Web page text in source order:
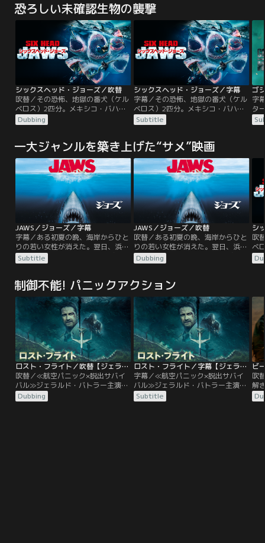
恐ろしい未確認生物の襲撃
シックスヘッド・ジョーズ／吹替
吹替／その恐怖、地獄の番犬（ケル
ベロス）2匹分。メキシコ・バハ半
島沖コラゾン島。絶景の大自然が広
がる楽園に隠された闇。それは、冷
畜の所業によって生み出された異形
の兵器が今、人類に復讐を始める-
-。海のみならず陸さえも、絶体絶
命の餌場と化す！！
Dubbing
シックスヘッド・ジョーズ／字幕
字幕／その恐怖、地獄の番犬（ケル
ベロス）2匹分。メキシコ・バハ半
島沖コラゾン島。絶景の大自然が広
がる楽園に隠された闇。それは、冷
畜の所業によって生み出された異形
の兵器が今、人類に復讐を始める-
-。海のみならず陸さえも、絶体絶
命の餌場と化す！！
Subtitle
ゴ
字
タ
受
る
ん
と
す
一大ジャンルを築き上げた“サメ”映画
JAWS／ジョーズ／字幕
字幕／ある初夏の晩、海岸からひと
りの若い女性が消えた。翌日、浜辺
に無惨な彼女の遺体が打ち上げら
れ、平和な観光地アミティは騒然と
件を巨大な人喰い鮫の仕業と判断。
海岸を閉鎖するように提案するが、
貴重な収入源である海水浴客を失う
として、市長から猛反対にあってし
まう。だが間もなく、海水浴を楽し
む人々から第二の犠牲者が！
Subtitle
JAWS／ジョーズ／吹替
吹替／ある初夏の晩、海岸からひと
りの若い女性が消えた。翌日、浜辺
に無惨な彼女の遺体が打ち上げら
れ、平和な観光地アミティは騒然と
件を巨大な人喰い鮫の仕業と判断。
貴重な収入源である海水浴客を失う
として、市長から猛反対にあってし
まう。だが間もなく、海水浴を楽し
む人々から第二の犠牲者が！
Dubbing
シ
吹
ベ
島
が
命
制御不能! パニックアクション
ロスト・フライト／吹替【ジェラルド・バトラー主演】
吹替／≪航空パニック×脱出サバイ
バル≫ジェラルド・バトラー主演！
ハイブリッド・サバイバルアクショ
ン東京を経由しシンガポールからホ
Dubbing
ロスト・フライト／字幕【ジェラルド・バトラー主演】
字幕／≪航空パニック×脱出サバイ
バル≫ジェラルド・バトラー主演！
ハイブリッド・サバイバルアクショ
ン東京を経由しシンガポールからホ
Subtitle
ビ
吹
解
ジ
を